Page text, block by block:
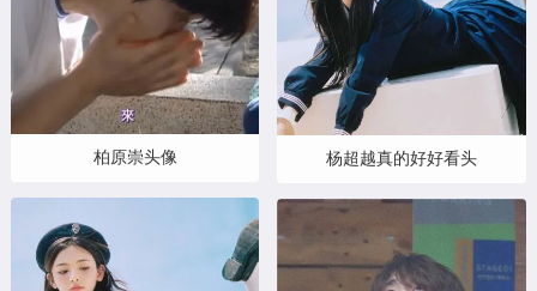
柏原崇头像 杨超越真的好好看头